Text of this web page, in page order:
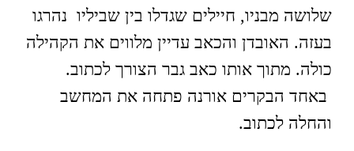
שלושה מבניו, חיילים שגדלו בין שביליו נהרגו
בעזה. האובדן והכאב עדיין מלווים את הקהילה
כולה. מתוך אותו כאב גבר הצורך לכתוב.
באחד הבקרים אורנה פתחה את המחשב
והחלה לכתוב.